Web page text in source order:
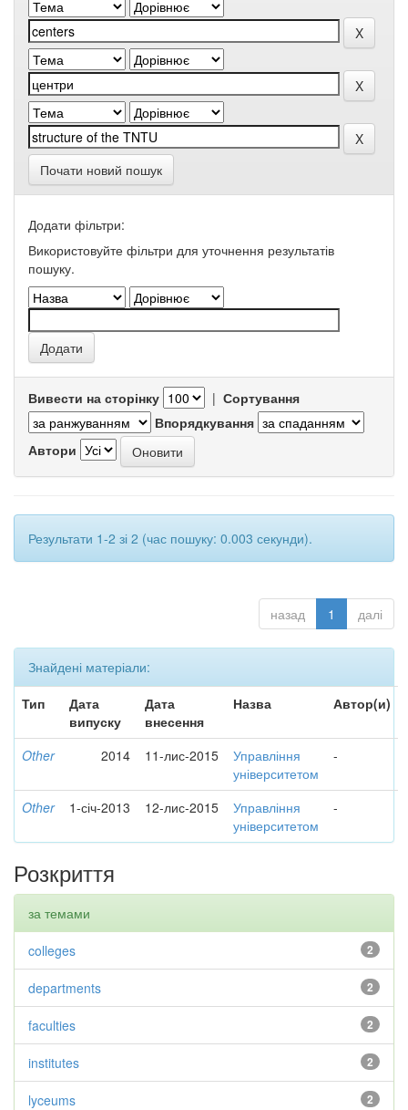
Почати новий пошук
Додати фільтри:
Використовуйте фільтри для уточнення результатів
пошуку.
Вивести на сторінку | Сортування
Впорядкування
Автори
Результати 1-2 зі 2 (час пошуку: 0.003 секунди).
назад 1 далі
Знайдені матеріали:
Тип
Дата
випуску
Дата
внесення
Назва Автор(и)
Other 2014 11-лис-2015
Управління
університетом
-
Other 1-січ-2013 12-лис-2015
Управління
університетом
-
Розкриття
за темами
2
colleges
2
departments
2
faculties
2
institutes
2
lyceums